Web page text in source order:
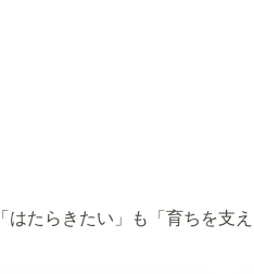
「はたらきたい」も「育ちを支